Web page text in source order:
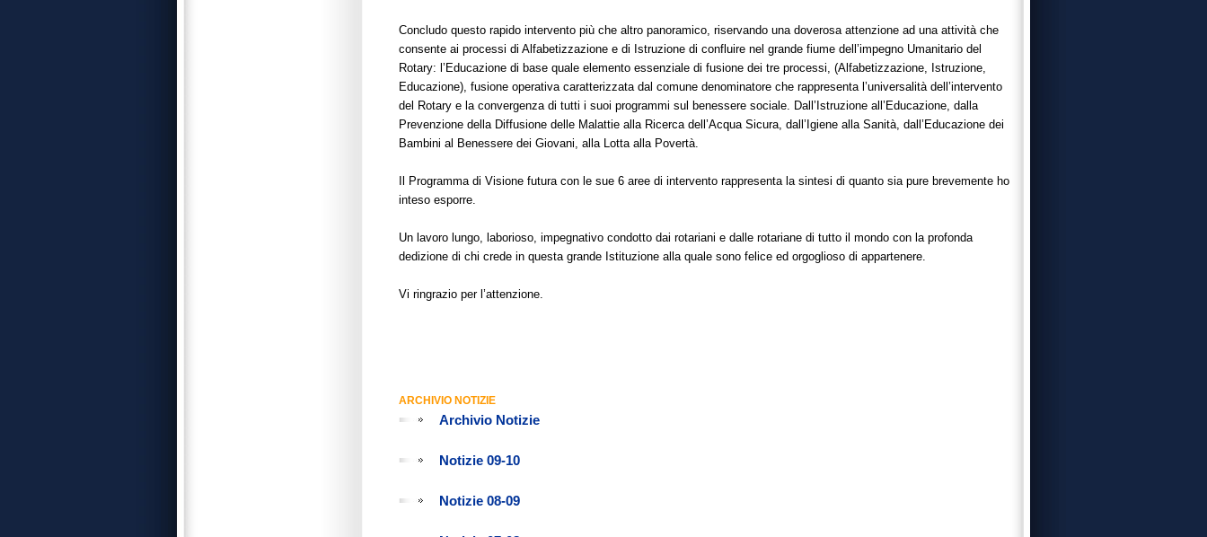
Concludo questo rapido intervento più che altro panoramico, riservando una doverosa attenzione ad una attività che
consente ai processi di Alfabetizzazione e di Istruzione di confluire nel grande fiume dell’impegno Umanitario del
Rotary: l’Educazione di base quale elemento essenziale di fusione dei tre processi, (Alfabetizzazione, Istruzione,
Educazione), fusione operativa caratterizzata dal comune denominatore che rappresenta l’universalità dell’intervento
del Rotary e la convergenza di tutti i suoi programmi sul benessere sociale. Dall’Istruzione all’Educazione, dalla
Prevenzione della Diffusione delle Malattie alla Ricerca dell’Acqua Sicura, dall’Igiene alla Sanità, dall’Educazione dei
Bambini al Benessere dei Giovani, alla Lotta alla Povertà.
Il Programma di Visione futura con le sue 6 aree di intervento rappresenta la sintesi di quanto sia pure brevemente ho
inteso esporre.
Un lavoro lungo, laborioso, impegnativo condotto dai rotariani e dalle rotariane di tutto il mondo con la profonda
dedizione di chi crede in questa grande Istituzione alla quale sono felice ed orgoglioso di appartenere.
Vi ringrazio per l’attenzione.
ARCHIVIO NOTIZIE
Archivio Notizie
Notizie 09-10
Notizie 08-09